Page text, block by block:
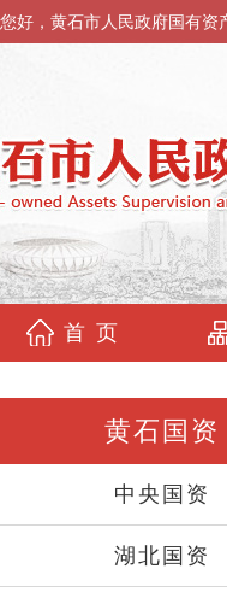
您好，黄石市人民政府国有资
首 页
黄石国资
中央国资
湖北国资